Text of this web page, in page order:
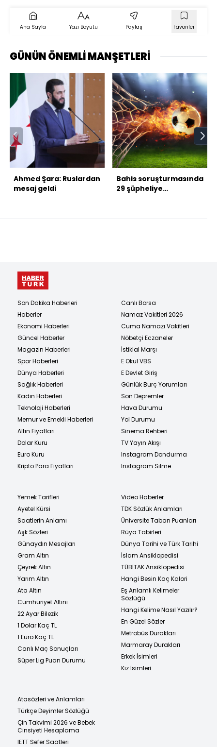
Ana Sayfa Yazı Boyutu Paylaş Favoriler
GÜNÜN ÖNEMLİ MANŞETLERİ
Ahmed Şara: Ruslardan
mesaj geldi
Bahis soruşturmasında
29 şüpheliye
Son Dakika Haberleri
Haberler
Ekonomi Haberleri
Güncel Haberler
Magazin Haberleri
Spor Haberleri
Dünya Haberleri
Sağlık Haberleri
Kadın Haberleri
Teknoloji Haberleri
Memur ve Emekli Haberleri
Altın Fiyatları
Dolar Kuru
Euro Kuru
Kripto Para Fiyatları
Canlı Borsa
Namaz Vakitleri 2026
Cuma Namazı Vakitleri
Nöbetçi Eczaneler
İstiklal Marşı
E Okul VBS
E Devlet Giriş
Günlük Burç Yorumları
Son Depremler
Hava Durumu
Yol Durumu
Sinema Rehberi
TV Yayın Akışı
Instagram Dondurma
Instagram Silme
Yemek Tarifleri
Ayetel Kürsi
Saatlerin Anlamı
Aşk Sözleri
Günaydın Mesajları
Gram Altın
Çeyrek Altın
Yarım Altın
Ata Altın
Cumhuriyet Altını
22 Ayar Bilezik
1 Dolar Kaç TL
1 Euro Kaç TL
Canlı Maç Sonuçları
Süper Lig Puan Durumu
Video Haberler
TDK Sözlük Anlamları
Üniversite Taban Puanları
Rüya Tabirleri
Dünya Tarihi ve Türk Tarihi
İslam Ansiklopedisi
TÜBİTAK Ansiklopedisi
Hangi Besin Kaç Kalori
Eş Anlamlı Kelimeler
Sözlüğü
Hangi Kelime Nasıl Yazılır?
En Güzel Sözler
Metrobüs Durakları
Marmaray Durakları
Erkek İsimleri
Kız İsimleri
Atasözleri ve Anlamları
Türkçe Deyimler Sözlüğü
Çin Takvimi 2026 ve Bebek
Cinsiyeti Hesaplama
İETT Sefer Saatleri